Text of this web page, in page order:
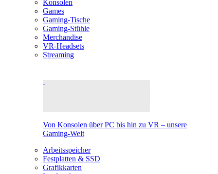
Konsolen
Games
Gaming-Tische
Gaming-Stühle
Merchandise
VR-Headsets
Streaming
Von Konsolen über PC bis hin zu VR – unsere
Gaming-Welt
Arbeitsspeicher
Festplatten & SSD
Grafikkarten